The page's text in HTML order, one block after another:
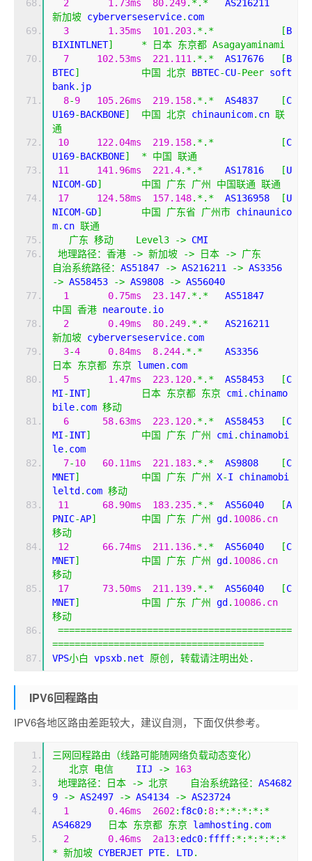
2 1.73ms 80.249.*.*
新加坡 cyberverseservice. com
3
1.35ms 101.203.*.* [B
BIXINTLNET] * 日本 东京都 Asagayaminami
7
102.53ms 221.111 .*.*
  AS17676
[B
BTEC] 中国 北京 BBTEC-CU-Peer soft
bank. jp
8-9 105.26ms 219.158.*.*
  AS4837
[C
U169-BACKBONE] 中国 北京 chinaunicom. cn 联
通
10
122.04ms 219.158.*.* [C
U169-BACKBONE] * 中国
联通
11
141.96ms 221.4.*.*
    AS17816
[U
NICOM-GD] 中国 广东 广州 中国联通 联通
17
124.58ms 157.148.*.*
  AS136958
[U
NICOM-GD] 中国 广东省 广州市 chinaunico
m. cn 联通
广东 移动 Level3 -> CMI
地理路径：香港
-> 新加坡 -> 日本 -> 广东
自治系统路径： AS51847 -> AS216211 ->
-> AS58453 -> AS9808 -> AS56040
1
0.75ms 23.147.*.*
中国
香港 nearoute. io
2
0.49ms 80.249.*.*
新加坡 cyberverseservice. com
3-4 0.84ms 8.244.*.*
日本 东京都 东京 lumen. com
5
1.47ms 223.120.*.*
  AS58453
[C
MI-INT] 日本 东京都 东京 cmi . chinamo
bile. com 移动
6
58.63ms 223.120.*.*
  AS58453
[C
MI-INT] 中国 广东 广州 cmi . chinamobi
le. com
7-10 60.11ms 221.183.*.*
  AS9808
[C
MNET] 中国 广东 广州 X-I chinamobi
leltd . com 移动
11
68.90ms 183.235.*.*
  AS56040
[A
PNIC-AP] 中国 广东 广州 gd . 10086.cn
移动
12
66.74ms 211.136.*.*
  AS56040
[C
MNET] 中国 广东 广州 gd . 10086.cn
移动
17
73.50ms 211.139.*.*
  AS56040
[C
MNET] 中国 广东 广州 gd . 10086.cn
移动
==========================================
======================================
VPS小白 vpsxb. net 原创, 转载请注明出处.
IPV6回程路由
IPV6各地区路由差距较大，建议自测，下面仅供参考。
三网回程路由（线路可能随网络负载动态变化）
北京 电信
    IIJ
-> 163
地理路径：日本
-> 北京 自治系统路径： AS4682
9
-> AS2497 -> AS4134 -> AS23724
1
0.46ms 2602: f8c0: 8:*:*:*:*:*
AS46829
日本 东京都 东京 lamhosting. com
2
0.46ms 2a13: edc0: ffff:*:*:*:*:*
* 新加坡 CYBERJET PTE. LTD.